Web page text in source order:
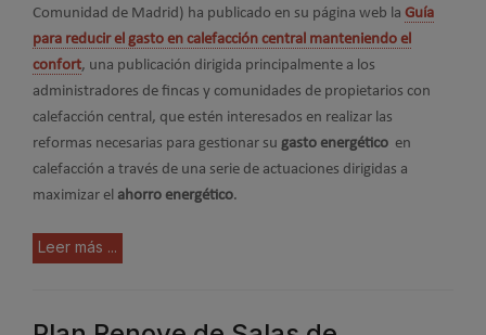
Comunidad de Madrid) ha publicado en su página web la Guía
para reducir el gasto en calefacción central manteniendo el
confort, una publicación dirigida principalmente a los
administradores de fincas y comunidades de propietarios con
calefacción central, que estén interesados en realizar las
reformas necesarias para gestionar su gasto energético en
calefacción a través de una serie de actuaciones dirigidas a
maximizar el ahorro energético.
Leer más ...